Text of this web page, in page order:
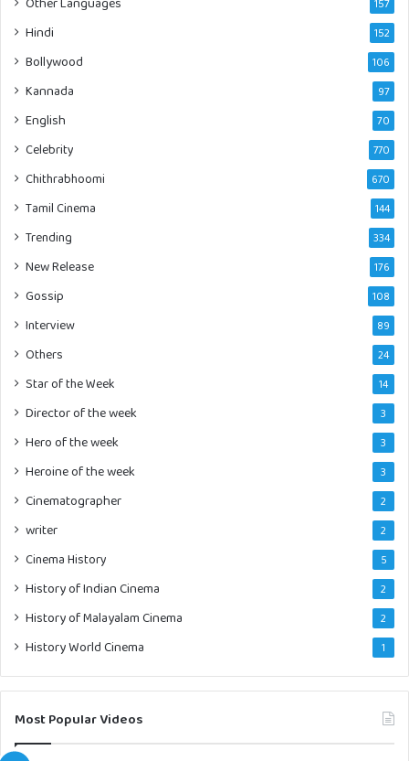
157
Hindi 152
Bollywood 106
Kannada 97
English 70
Celebrity 770
Chithrabhoomi 670
Tamil Cinema 144
Trending 334
New Release 176
Gossip 108
Interview 89
Others 24
Star of the Week 14
Director of the week 3
Hero of the week 3
Heroine of the week 3
Cinematographer 2
writer 2
Cinema History 5
History of Indian Cinema 2
History of Malayalam Cinema 2
History World Cinema 1
Most Popular Videos